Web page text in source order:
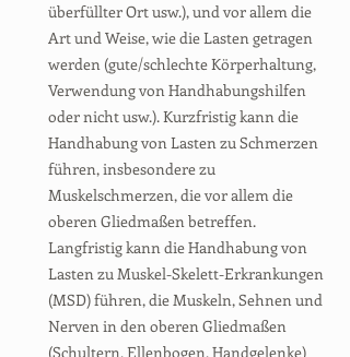
überfüllter Ort usw.), und vor allem die
Art und Weise, wie die Lasten getragen
werden (gute/schlechte Körperhaltung,
Verwendung von Handhabungshilfen
oder nicht usw.). Kurzfristig kann die
Handhabung von Lasten zu Schmerzen
führen, insbesondere zu
Muskelschmerzen, die vor allem die
oberen Gliedmaßen betreffen.
Langfristig kann die Handhabung von
Lasten zu Muskel-Skelett-Erkrankungen
(MSD) führen, die Muskeln, Sehnen und
Nerven in den oberen Gliedmaßen
(Schultern, Ellenbogen, Handgelenke)